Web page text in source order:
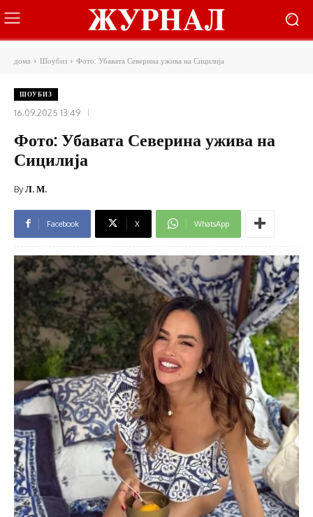
дома Шоубиз Фото: Убавата Северина ужива на Сицилија
ШОУБИЗ
16.09.2025 13:49
Фото: Убавата Северина ужива на
Сицилија
ByЛ. М.
Facebook X WhatsApp